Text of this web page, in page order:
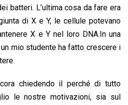
batteri. L’ultima cosa da fare era
di X e Y, le cellule potevano
X e Y nel loro DNA.In una
mio studente ha fatto crescere i
chiedendo il perché di tutto
le nostre motivazioni, sia sul